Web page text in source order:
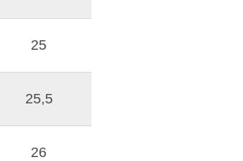
25
25,5
26